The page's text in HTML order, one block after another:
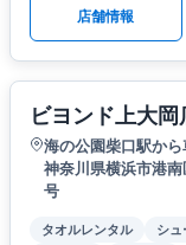
店舗情報
ビヨンド上大岡
海の公園柴口駅か
神奈川県横浜市港
号
タオルレンタル シ